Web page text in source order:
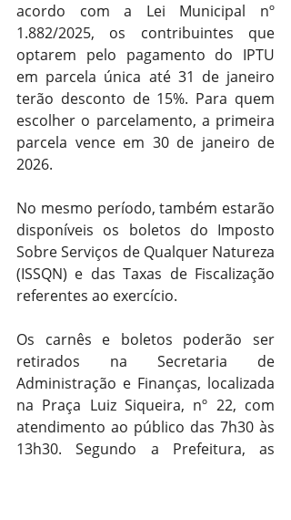
acordo com a Lei Municipal nº
1.882/2025, os contribuintes que
optarem pelo pagamento do IPTU
em parcela única até 31 de janeiro
terão desconto de 15%. Para quem
escolher o parcelamento, a primeira
parcela vence em 30 de janeiro de
2026.
No mesmo período, também estarão
disponíveis os boletos do Imposto
Sobre Serviços de Qualquer Natureza
(ISSQN) e das Taxas de Fiscalização
referentes ao exercício.
Os carnês e boletos poderão ser
retirados na Secretaria de
Administração e Finanças, localizada
na Praça Luiz Siqueira, nº 22, com
atendimento ao público das 7h30 às
13h30. Segundo a Prefeitura, as